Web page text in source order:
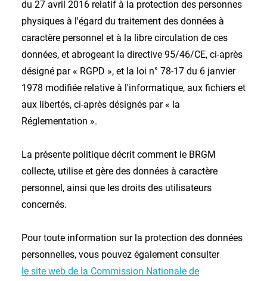
du 27 avril 2016 relatif à la protection des personnes
physiques à l'égard du traitement des données à
caractère personnel et à la libre circulation de ces
données, et abrogeant la directive 95/46/CE, ci-après
désigné par « RGPD », et la loi n° 78-17 du 6 janvier
1978 modifiée relative à l'informatique, aux fichiers et
aux libertés, ci-après désignés par « la
Réglementation ».
La présente politique décrit comment le BRGM
collecte, utilise et gère des données à caractère
personnel, ainsi que les droits des utilisateurs
concernés.
Pour toute information sur la protection des données
personnelles, vous pouvez également consulter
le site web de la Commission Nationale de